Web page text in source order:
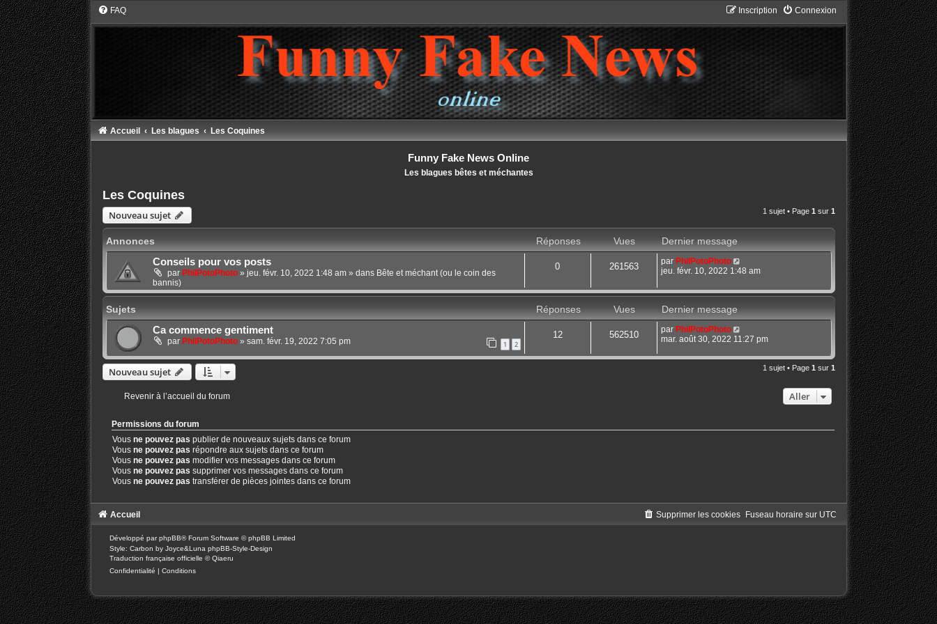
FAQ Connexion
Inscription
Accueil Les blagues Les Coquines
Funny Fake News Online
Les blagues bêtes et méchantes
Les Coquines
Nouveau sujet 1 sujet • Page 1 sur 1
Annonces Réponses Vues
Dernier message
Conseils pour vos posts
par PhilPotoPhoto» jeu. févr. 10, 2022 1:48 am» dans Bête et méchant (ou le coin des
bannis)
0 261563 par PhilPotoPhoto
jeu. févr. 10, 2022 1:48 am
Sujets Réponses Vues
Dernier message
Ca commence gentiment
par PhilPotoPhoto» sam. févr. 19, 2022 7:05 pm 1 2
12 562510 par PhilPotoPhoto
mar. août 30, 2022 11:27 pm
Nouveau sujet 1 sujet • Page 1 sur 1
Revenir à l’accueil du forum Aller
Permissions du forum
Vous ne pouvez pas publier de nouveaux sujets dans ce forum
Vous ne pouvez pas répondre aux sujets dans ce forum
Vous ne pouvez pas modifier vos messages dans ce forum
Vous ne pouvez pas supprimer vos messages dans ce forum
Vous ne pouvez pas transférer de pièces jointes dans ce forum
Accueil Fuseau horaire sur UTC
Supprimer les cookies
Développé parphpBB® Forum Software © phpBB Limited
Style: Carbon by Joyce&Luna phpBB-Style-Design
Traduction française officielle ©Qiaeru
Confidentialité
Conditions